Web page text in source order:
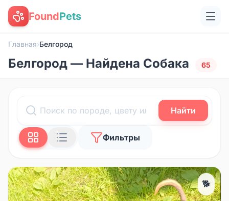
FoundPets
Главная›Белгород
Белгород — Найдена Собака 65
Найти
Фильтры
🐕